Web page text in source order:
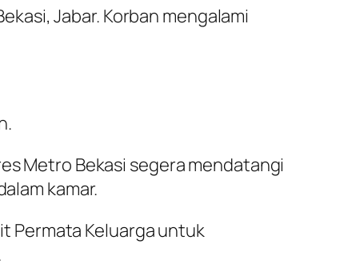
Jabar. Korban mengalami
Metro Bekasi segera mendatangi
kamar.
Permata Keluarga untuk